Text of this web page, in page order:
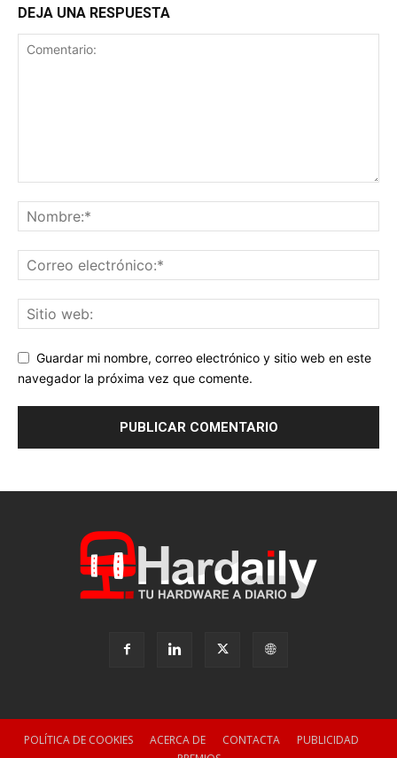
DEJA UNA RESPUESTA
Guardar mi nombre, correo electrónico y sitio web en este
navegador la próxima vez que comente.
POLÍTICA DE COOKIES ACERCA DE CONTACTA
PUBLICIDAD